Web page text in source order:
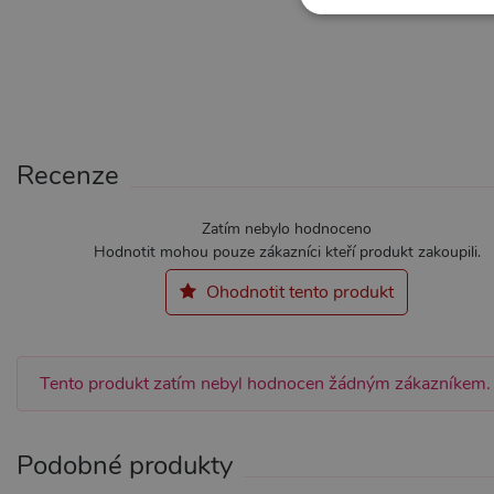
Recenze
Zatím nebylo hodnoceno
Hodnotit mohou pouze zákazníci kteří produkt zakoupili.
Ohodnotit tento produkt
Tento produkt zatím nebyl hodnocen žádným zákazníkem.
Podobné produkty
CookieScriptConsent